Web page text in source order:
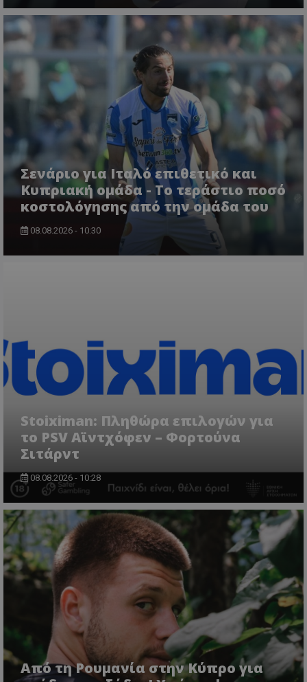
Σενάριο για Ιταλό επιθετικό και
Κυπριακή ομάδα - Το τεράστιο ποσό
κοστολόγησης από την ομάδα του
08.08.2026 - 10:30
Stoiximan: Πληθώρα επιλογών για
το PSV Αϊντχόφεν – Φορτούνα
Σιτάρντ
08.08.2026 - 10:28
Από τη Ρουμανία στην Κύπρο για